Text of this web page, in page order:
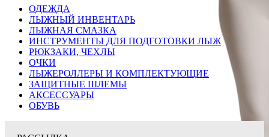
ОДЕЖДА
ЛЫЖНЫЙ ИНВЕНТАРЬ
ЛЫЖНАЯ СМАЗКА
ИНСТРУМЕНТЫ ДЛЯ ПОДГОТОВКИ ЛЫЖ
РЮКЗАКИ, ЧЕХЛЫ
ОЧКИ
ЛЫЖЕРОЛЛЕРЫ И КОМПЛЕКТУЮЩИЕ
ЗАЩИТНЫЕ ШЛЕМЫ
АКСЕССУАРЫ
ОБУВЬ